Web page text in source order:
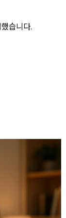
습니다.